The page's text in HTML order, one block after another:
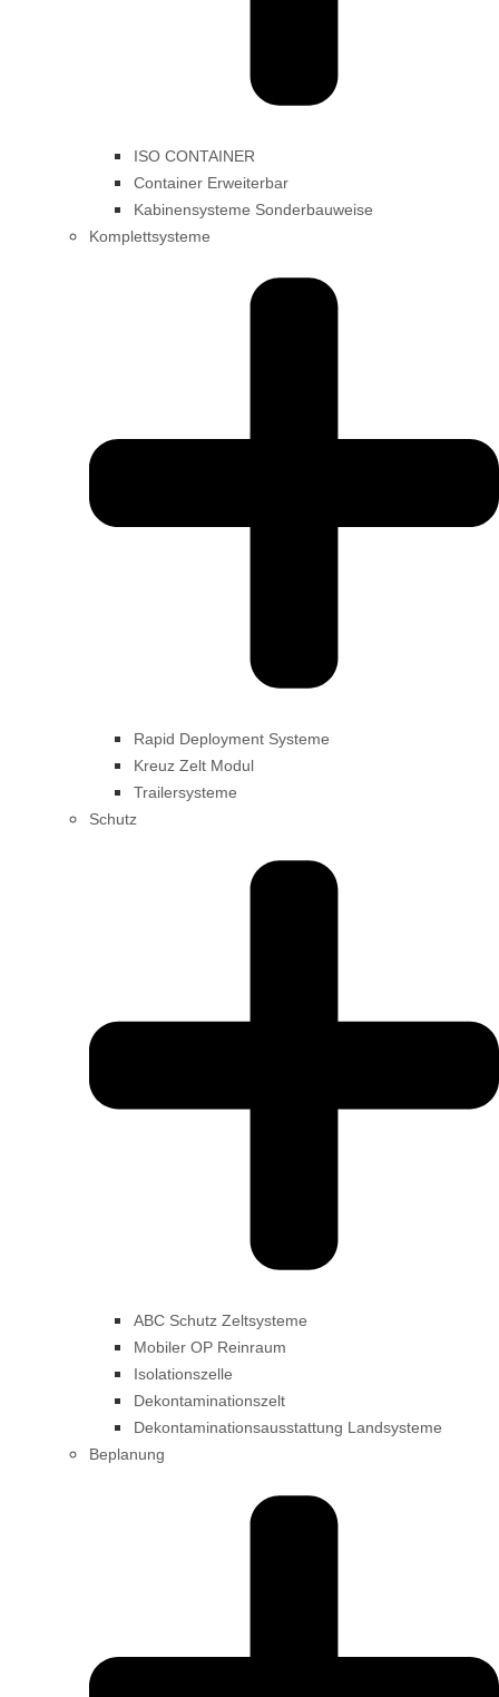
ISO CONTAINER
Container Erweiterbar
Kabinensysteme Sonderbauweise
Komplettsysteme
Rapid Deployment Systeme
Kreuz Zelt Modul
Trailersysteme
Schutz
ABC Schutz Zeltsysteme
Mobiler OP Reinraum
Isolationszelle
Dekontaminationszelt
Dekontaminationsausstattung Landsysteme
Beplanung